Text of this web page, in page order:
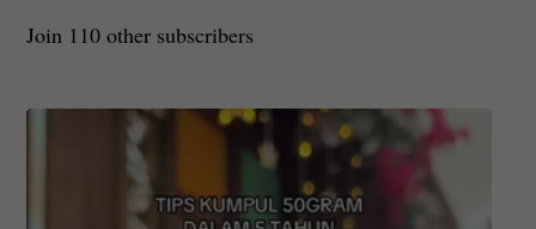
Join 110 other subscribers